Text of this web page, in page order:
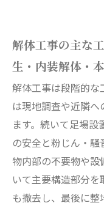
解体工事の主な
生・内装解体・
解体工事は段階的な
は現地調査や近隣
ます。続いて足場
の安全と粉じん・
物内部の不要物や
いて主要構造部分
も撤去し、最後に整